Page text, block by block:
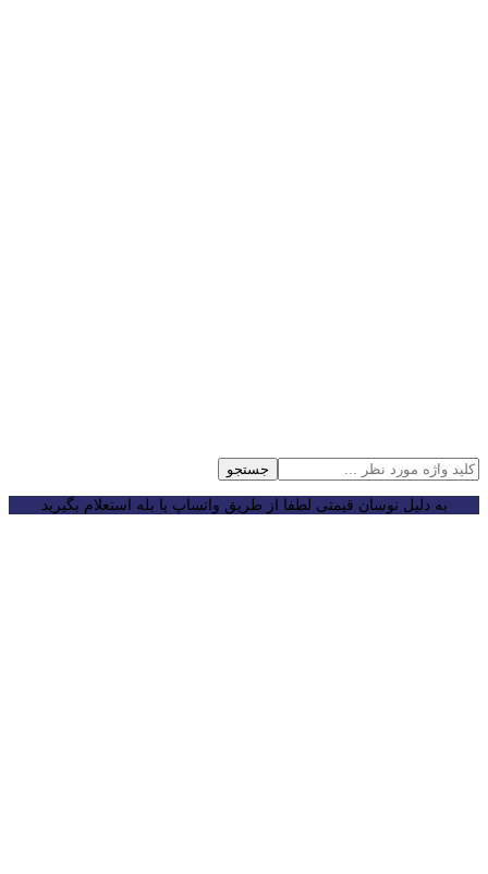
جستجو
به دلیل نوسان قیمتی لطفا از طریق واتساپ یا بله استعلام بگیرید